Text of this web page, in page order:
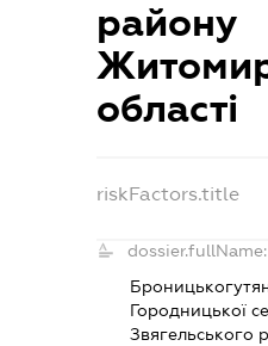
району
області
riskFactors.title
dossier.fullName:
Городницької
Звягельського